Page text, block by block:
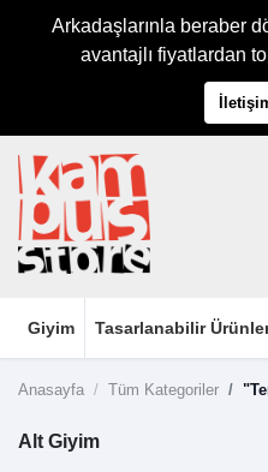
Arkadaşlarınla beraber
avantajlı fiyatlardan
Giyim Tasarlanabilir
Anasayfa Tüm Kategoriler
Alt Giyim